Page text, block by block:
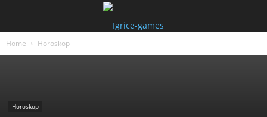
Home Horoskop
Horoskop